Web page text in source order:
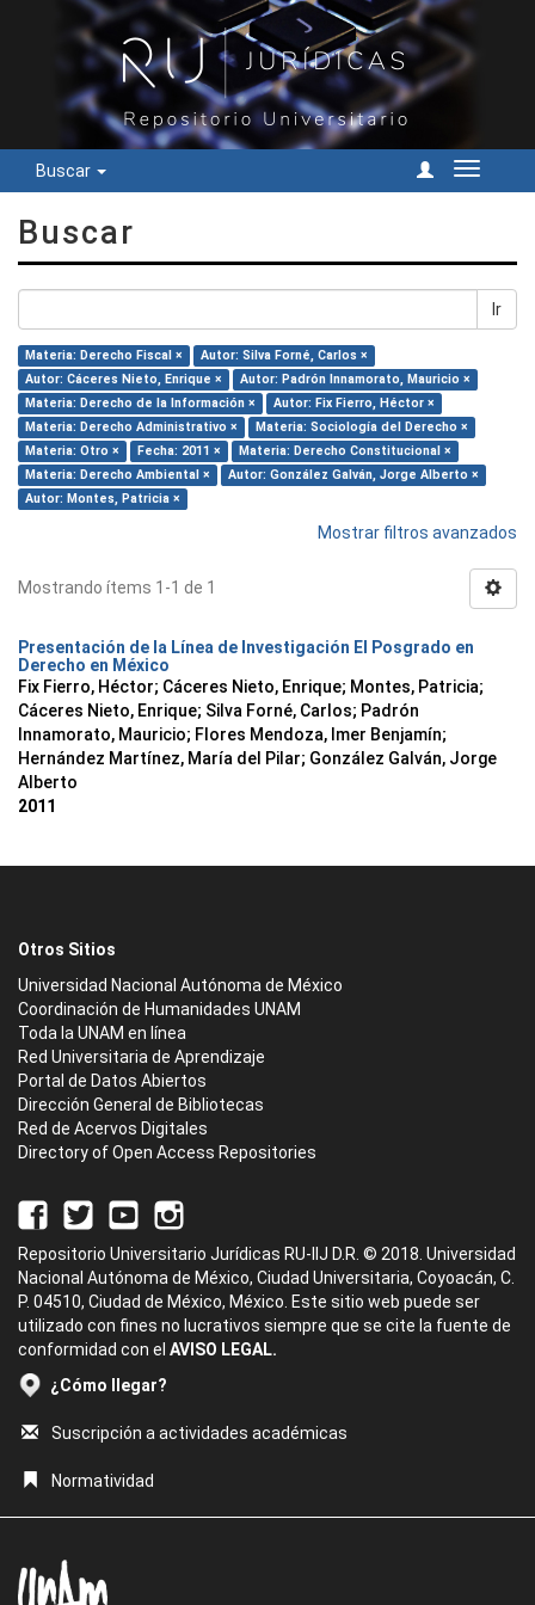
Buscar
Cambiar
Buscar
Ir
Materia: Derecho Fiscal ×
Autor: Silva Forné, Carlos ×
Autor: Cáceres Nieto, Enrique ×
Autor: Padrón Innamorato, Mauricio ×
Materia: Derecho de la Información ×
Autor: Fix Fierro, Héctor ×
Materia: Derecho Administrativo ×
Materia: Sociología del Derecho ×
Materia: Otro ×
Fecha: 2011 ×
Materia: Derecho Constitucional ×
Materia: Derecho Ambiental ×
Autor: González Galván, Jorge Alberto ×
Autor: Montes, Patricia ×
Mostrar filtros avanzados
Mostrando ítems 1-1 de 1
Presentación de la Línea de Investigación El Posgrado en
Derecho en México
Fix Fierro, Héctor; Cáceres Nieto, Enrique; Montes, Patricia;
Cáceres Nieto, Enrique; Silva Forné, Carlos; Padrón
Innamorato, Mauricio; Flores Mendoza, Imer Benjamín;
Hernández Martínez, María del Pilar; González Galván, Jorge
Alberto
2011
Otros Sitios
Universidad Nacional Autónoma de México
Coordinación de Humanidades UNAM
Toda la UNAM en línea
Red Universitaria de Aprendizaje
Portal de Datos Abiertos
Dirección General de Bibliotecas
Red de Acervos Digitales
Directory of Open Access Repositories
Repositorio Universitario Jurídicas RU-IIJ D.R. © 2018. Universidad
Nacional Autónoma de México, Ciudad Universitaria, Coyoacán, C.
P. 04510, Ciudad de México, México. Este sitio web puede ser
utilizado con fines no lucrativos siempre que se cite la fuente de
conformidad con el AVISO LEGAL.
¿Cómo llegar?
Suscripción a actividades académicas
Normatividad